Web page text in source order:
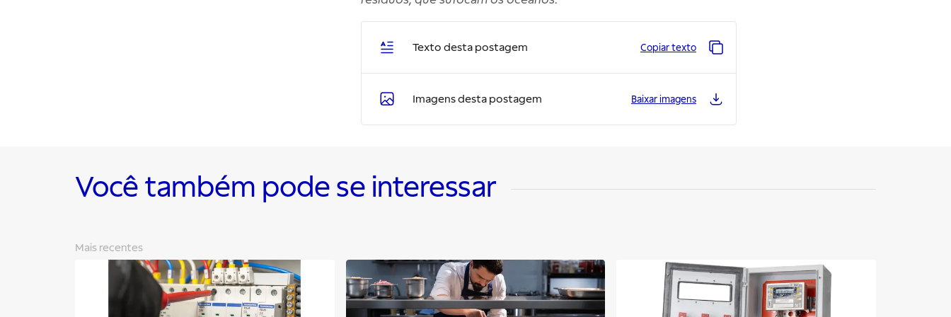
Texto desta postagem Copiar texto
Imagens desta postagem Baixar imagens
Você também pode se interessar
Mais recentes